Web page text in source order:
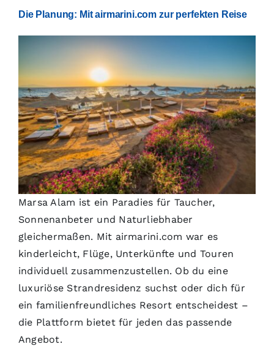
Die Planung: Mit airmarini.com zur perfekten Reise
Marsa Alam ist ein Paradies für Taucher,
Sonnenanbeter und Naturliebhaber
gleichermaßen. Mit airmarini.com war es
kinderleicht, Flüge, Unterkünfte und Touren
individuell zusammenzustellen. Ob du eine
luxuriöse Strandresidenz suchst oder dich für
ein familienfreundliches Resort entscheidest –
die Plattform bietet für jeden das passende
Angebot.